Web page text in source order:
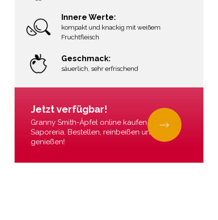
Innere Werte:
kompakt und knackig mit weißem
Fruchtfleisch
Geschmack:
säuerlich, sehr erfrischend
Jetzt verfügbar!
Granny Smith-Äpfel online kaufen bei La
Saporeria. Bestellen, reinbeißen und
genießen!